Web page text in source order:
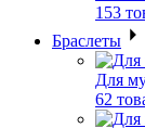
153
Браслеты
Для
62